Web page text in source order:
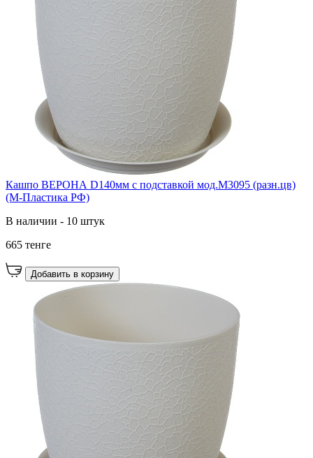
Кашпо ВЕРОНА D140мм с подставкой мод.М3095 (разн.цв)
(М-Пластика РФ)
В наличии - 10 штук
665 тенге
Добавить в корзину